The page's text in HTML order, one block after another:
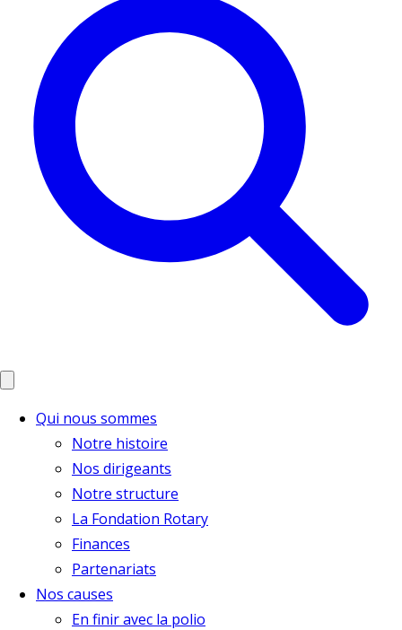
Qui nous sommes
Notre histoire
Nos dirigeants
Notre structure
La Fondation Rotary
Finances
Partenariats
Nos causes
En finir avec la polio